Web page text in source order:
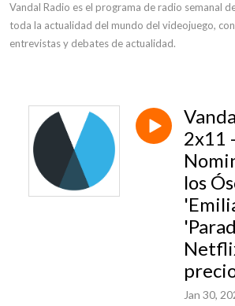
Vandal Radio es el programa de radio semanal
toda la actualidad del mundo del videojuego,
entrevistas y debates de actualidad.
2x11 -
los
Jan 30,